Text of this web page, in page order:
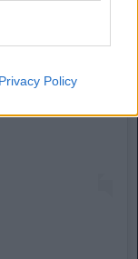
Privacy Policy